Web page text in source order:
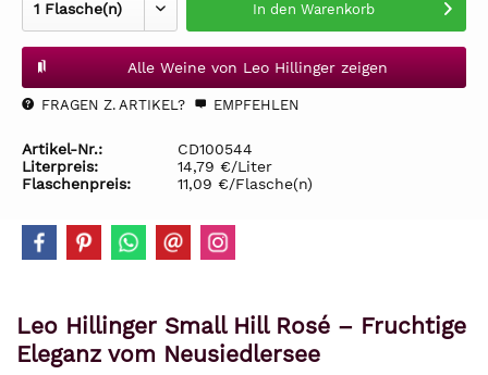
In den Warenkorb
Alle Weine von Leo Hillinger zeigen
FRAGEN Z. ARTIKEL? EMPFEHLEN
Artikel-Nr.:
CD100544
Literpreis:
14,79 €/Liter
Flaschenpreis:
11,09 €/Flasche(n)
Leo Hillinger Small Hill Rosé – Fruchtige
Eleganz vom Neusiedlersee